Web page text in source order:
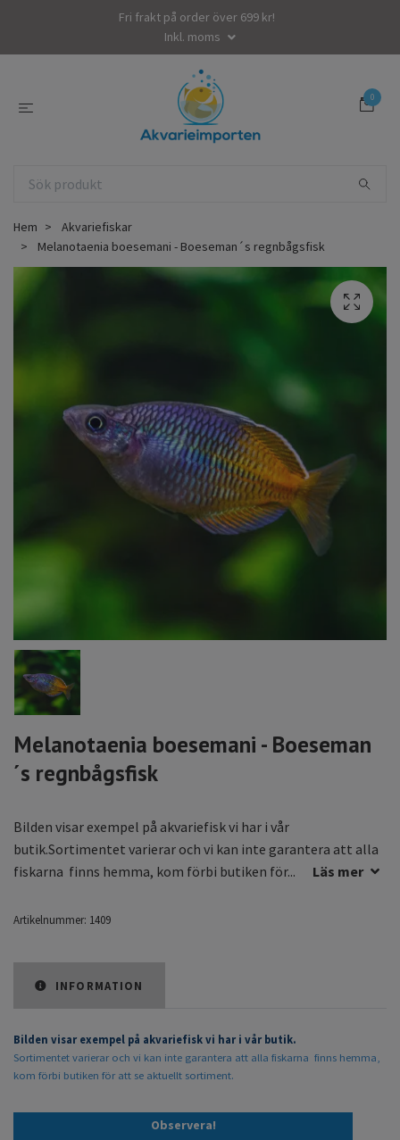
Fri frakt på order över 699 kr!
Inkl. moms
0
Hem
Akvariefiskar
Melanotaenia boesemani - Boeseman´s regnbågsfisk
Melanotaenia boesemani - Boeseman
´s regnbågsfisk
Bilden visar exempel på akvariefisk vi har i vår
butik.Sortimentet varierar och vi kan inte garantera att alla
fiskarna finns hemma, kom förbi butiken för...
Läs mer
Artikelnummer: 1409
INFORMATION
Bilden visar exempel på akvariefisk vi har i vår butik.
Sortimentet varierar och vi kan inte garantera att alla fiskarna finns hemma,
kom förbi butiken för att se aktuellt sortiment.
Observera!